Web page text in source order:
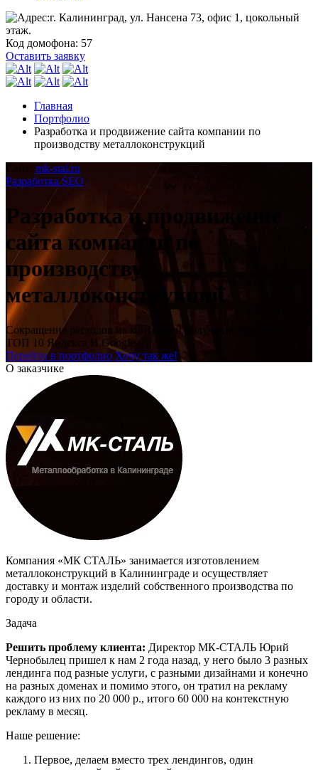
г. Калининград, ул. Нансена 73, офис 1, цокольный
этаж.
Код домофона: 57
Оставить заявку
Главная
Портфолио
Разработка и продвижение сайта компании по
производству металлоконструкций
Сайт: mk-stal.ru
РазработкаSEO
Разработка и продвижение
сайта компании по
производству
металлоконструкций
Сокращение расходов на контекст и получение позиций в
ТОП 10 Яндекса И Google
Перейти в портфолио Хочу так же!
О заказчике
Компания «МК СТАЛЬ» занимается изготовлением
металлоконструкций в Калининграде и осуществляет
доставку и монтаж изделий собственного производства по
городу и области.
Задача
Решить проблему клиента: Директор МК-СТАЛЬ Юрий
Чернобылец пришел к нам 2 года назад, у него было 3 разных
лендинга под разные услуги, с разными дизайнами и конечно
на разных доменах и помимо этого, он тратил на рекламу
каждого из них по 20 000 р., итого 60 000 на контекстную
рекламу в месяц.
Наше решение:
Первое, делаем вместо трех лендингов, один